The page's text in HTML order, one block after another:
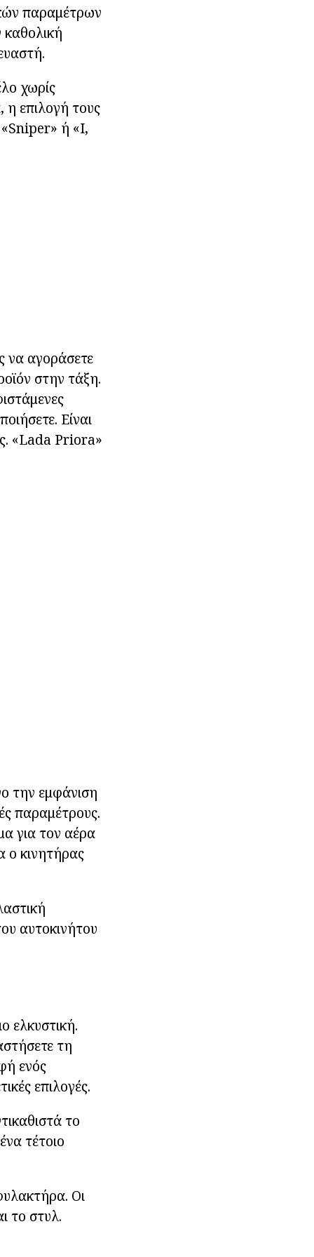
παραμέτρων
χωρίς
η επιλογή τους
«Sniper» ή «I,
να αγοράσετε
στην τάξη.
Είναι
«Lada Priora»
την εμφάνιση
παραμέτρους.
για τον αέρα
ο κινητήρας
αυτοκινήτου
ελκυστική.
τη
ενός
επιλογές.
το
τέτοιο
Οι
το στυλ.